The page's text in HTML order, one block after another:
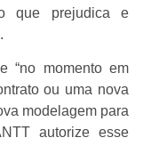
que prejudica e
“no momento em
ou uma nova
modelagem para
autorize esse